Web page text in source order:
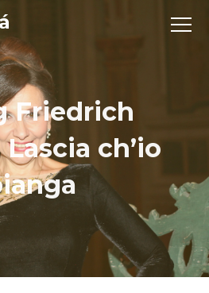
Friedrich
ch’io